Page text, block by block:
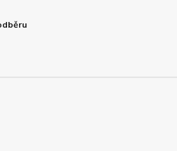
on-line: